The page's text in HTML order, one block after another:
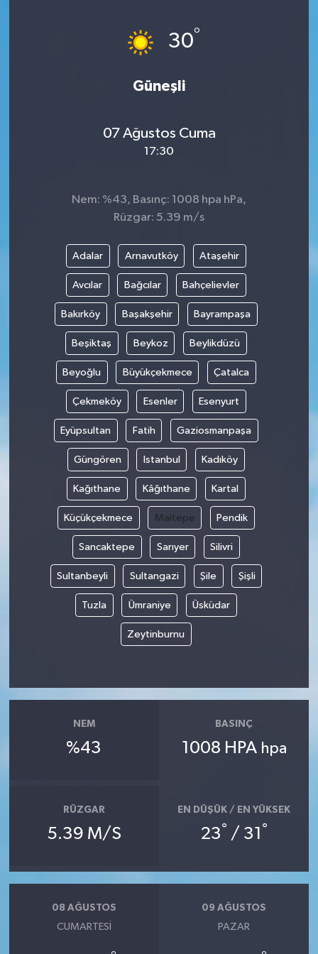
30°
Güneşli
07 Ağustos Cuma
17:30
Nem: %43, Basınç: 1008 hpa hPa,
Rüzgar: 5.39 m/s
Adalar Arnavutköy Ataşehir
Avcılar Bağcılar Bahçelievler
Bakırköy Başakşehir Bayrampaşa
Beşiktaş Beykoz Beylikdüzü
Beyoğlu Büyükçekmece Çatalca
Çekmeköy Esenler Esenyurt
Eyüpsultan Fatih Gaziosmanpaşa
Güngören Istanbul Kadıköy
Kağıthane Kâğıthane Kartal
Küçükçekmece Maltepe Pendik
Sancaktepe Sarıyer Silivri
Sultanbeyli Sultangazi Şile Şişli
Tuzla Ümraniye Üsküdar
Zeytinburnu
NEM
%43
BASINÇ
1008 HPA hpa
RÜZGAR
5.39 M/S
EN DÜŞÜK / EN YÜKSEK
23° / 31 °
08 AĞUSTOS
CUMARTESI
09 AĞUSTOS
PAZAR
POLİTİKA
RESMİ İLANLAR
SAĞLIK
Spor
Tarihi Yapılarımız
Teknoloji
Türkiye
İletişim
Künye